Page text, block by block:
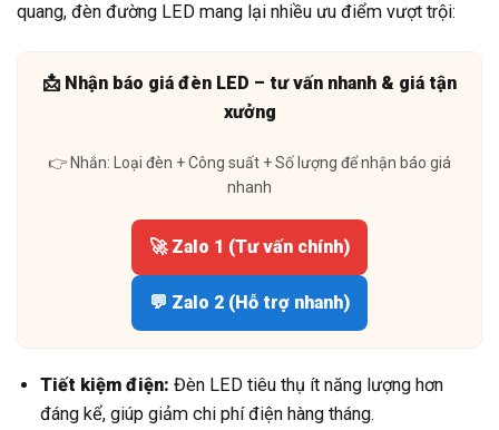
quang, đèn đường LED mang lại nhiều ưu điểm vượt trội:
📩 Nhận báo giá đèn LED – tư vấn nhanh & giá tận
xưởng
👉 Nhắn: Loại đèn + Công suất + Số lượng để nhận báo giá
nhanh
🚀 Zalo 1 (Tư vấn chính)
💬 Zalo 2 (Hỗ trợ nhanh)
Tiết kiệm điện: Đèn LED tiêu thụ ít năng lượng hơn
đáng kể, giúp giảm chi phí điện hàng tháng.